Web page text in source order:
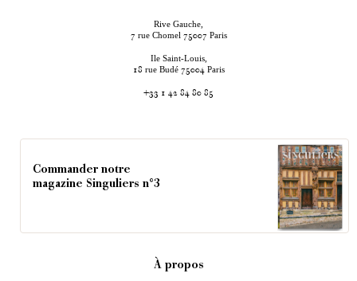
Rive Gauche,
7 rue Chomel 75007 Paris
Ile Saint-Louis,
18 rue Budé 75004 Paris
+33 1 42 84 80 85
Commander notre
magazine Singuliers n°3
À propos